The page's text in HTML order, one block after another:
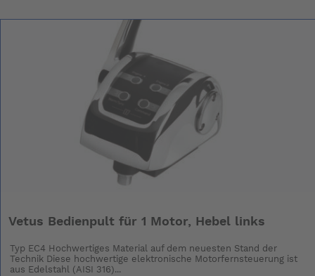
Vetus Bedienpult für 1 Motor, Hebel links
Typ EC4 Hochwertiges Material auf dem neuesten Stand der
Technik Diese hochwertige elektronische Motorfernsteuerung ist
aus Edelstahl (AISI 316)...